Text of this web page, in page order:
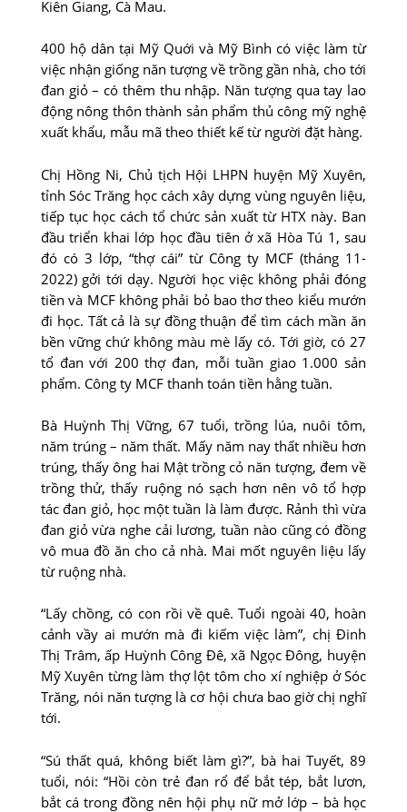
Kiên Giang, Cà Mau.
400 hộ dân tại Mỹ Quới và Mỹ Bình có việc làm từ
việc nhận giống năn tượng về trồng gần nhà, cho tới
đan giỏ – có thêm thu nhập. Năn tượng qua tay lao
động nông thôn thành sản phẩm thủ công mỹ nghệ
xuất khẩu, mẫu mã theo thiết kế từ người đặt hàng.
Chị Hồng Ni, Chủ tịch Hội LHPN huyện Mỹ Xuyên,
tỉnh Sóc Trăng học cách xây dựng vùng nguyên liệu,
tiếp tục học cách tổ chức sản xuất từ HTX này. Ban
đầu triển khai lớp học đầu tiên ở xã Hòa Tú 1, sau
đó có 3 lớp, “thợ cái” từ Công ty MCF (tháng 11-
2022) gởi tới dạy. Người học việc không phải đóng
tiền và MCF không phải bỏ bao thơ theo kiểu mướn
đi học. Tất cả là sự đồng thuận để tìm cách mần ăn
bền vững chứ không màu mè lấy có. Tới giờ, có 27
tổ đan với 200 thợ đan, mỗi tuần giao 1.000 sản
phẩm. Công ty MCF thanh toán tiền hằng tuần.
Bà Huỳnh Thị Vững, 67 tuổi, trồng lúa, nuôi tôm,
năm trúng – năm thất. Mấy năm nay thất nhiều hơn
trúng, thấy ông hai Mật trồng cỏ năn tượng, đem về
trồng thử, thấy ruộng nó sạch hơn nên vô tổ hợp
tác đan giỏ, học một tuần là làm được. Rảnh thì vừa
đan giỏ vừa nghe cải lương, tuần nào cũng có đồng
vô mua đồ ăn cho cả nhà. Mai mốt nguyên liệu lấy
từ ruộng nhà.
“Lấy chồng, có con rồi về quê. Tuổi ngoài 40, hoàn
cảnh vầy ai mướn mà đi kiếm việc làm”, chị Đinh
Thị Trâm, ấp Huỳnh Công Đê, xã Ngọc Đông, huyện
Mỹ Xuyên từng làm thợ lột tôm cho xí nghiệp ở Sóc
Trăng, nói năn tượng là cơ hội chưa bao giờ chị nghĩ
tới.
“Sú thất quá, không biết làm gì?”, bà hai Tuyết, 89
tuổi, nói: “Hồi còn trẻ đan rổ để bắt tép, bắt lươn,
bắt cá trong đồng nên hội phụ nữ mở lớp – bà học